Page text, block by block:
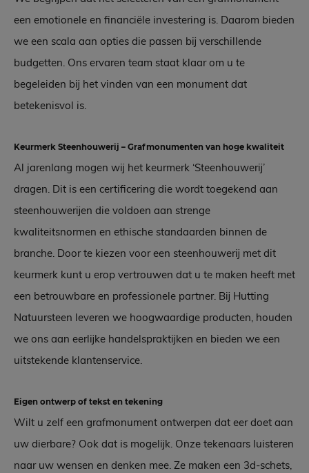
een emotionele en financiële investering is. Daarom bieden
we een scala aan opties die passen bij verschillende
budgetten. Ons ervaren team staat klaar om u te
begeleiden bij het vinden van een monument dat
betekenisvol is.
Keurmerk Steenhouwerij – Grafmonumenten van hoge kwaliteit
Al jarenlang mogen wij het keurmerk ‘Steenhouwerij’
dragen. Dit is een certificering die wordt toegekend aan
steenhouwerijen die voldoen aan strenge
kwaliteitsnormen en ethische standaarden binnen de
branche. Door te kiezen voor een steenhouwerij met dit
keurmerk kunt u erop vertrouwen dat u te maken heeft met
een betrouwbare en professionele partner. Bij Hutting
Natuursteen leveren we hoogwaardige producten, houden
we ons aan eerlijke handelspraktijken en bieden we een
uitstekende klantenservice.
Eigen ontwerp of tekst en tekening
Wilt u zelf een grafmonument ontwerpen dat eer doet aan
uw dierbare? Ook dat is mogelijk. Onze tekenaars luisteren
naar uw wensen en denken mee. Ze maken een 3d-schets,